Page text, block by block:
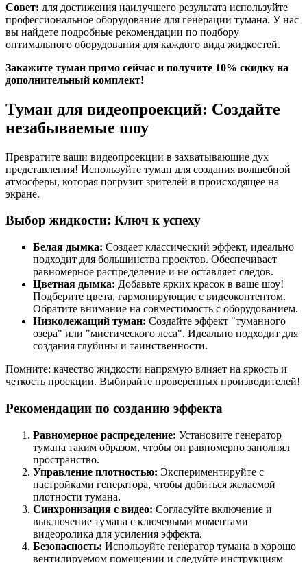
Совет: для достижения наилучшего результата используйте
профессиональное оборудование для генерации тумана. У нас
вы найдете подробные рекомендации по подбору
оптимального оборудования для каждого вида жидкостей.
Закажите туман прямо сейчас и получите 10% скидку на
дополнительный комплект!
Туман для видеопроекций: Создайте
незабываемые шоу
Превратите ваши видеопроекции в захватывающие дух
представления! Используйте туман для создания волшебной
атмосферы, которая погрузит зрителей в происходящее на
экране.
Выбор жидкости: Ключ к успеху
Белая дымка: Создает классический эффект, идеально
подходит для большинства проектов. Обеспечивает
равномерное распределение и не оставляет следов.
Цветная дымка: Добавьте ярких красок в ваше шоу!
Подберите цвета, гармонирующие с видеоконтентом.
Обратите внимание на совместимость с оборудованием.
Низколежащий туман: Создайте эффект "туманного
озера" или "мистического леса". Идеально подходит для
создания глубины и таинственности.
Помните: качество жидкости напрямую влияет на яркость и
четкость проекции. Выбирайте проверенных производителей!
Рекомендации по созданию эффекта
Равномерное распределение: Установите генератор
тумана таким образом, чтобы он равномерно заполнял
пространство.
Управление плотностью: Экспериментируйте с
настройками генератора, чтобы добиться желаемой
плотности тумана.
Синхронизация с видео: Согласуйте включение и
выключение тумана с ключевыми моментами
видеоролика для усиления эффекта.
Безопасность: Используйте генератор тумана в хорошо
вентилируемом помещении и следуйте инструкциям